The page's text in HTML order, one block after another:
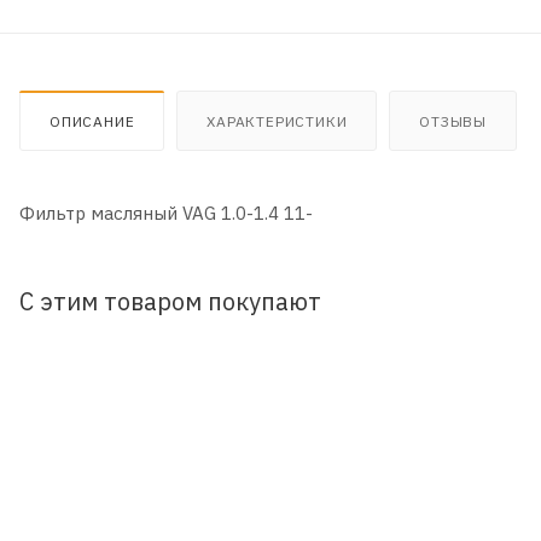
ОПИСАНИЕ ХАРАКТЕРИСТИКИ ОТЗЫВЫ
Фильтр масляный VAG 1.0-1.4 11-
С этим товаром покупают